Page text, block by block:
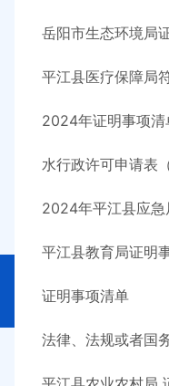
岳阳市生态环境局
平江县医疗保障局
2024年证明事项清
水行政许可申请表
2024年平江县应
平江县教育局证明
证明事项清单
法律、法规或者国